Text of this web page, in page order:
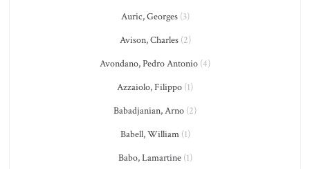
Auric, Georges(3)
Avison, Charles(2)
Avondano, Pedro Antonio (4)
Azzaiolo, Filippo (1)
Babadjanian, Arno (2)
Babell, William(1)
Babo, Lamartine(1)